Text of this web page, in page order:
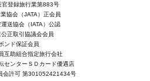
官登録旅行業第883号
協会（JATA）正会員
運送協会（IATA）公認
正取引協議会会員
ンド保証会員
互助組合指定旅行会社
センターＳＤカード優遇店
会許可 第301052421434号